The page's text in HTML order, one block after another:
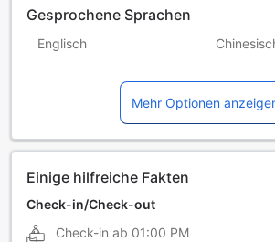
Gesprochene Sprachen
Englisch
Mehr Optionen
Einige hilfreiche Fakten
Check-in/Check-out
Check-in ab 01:00 PM